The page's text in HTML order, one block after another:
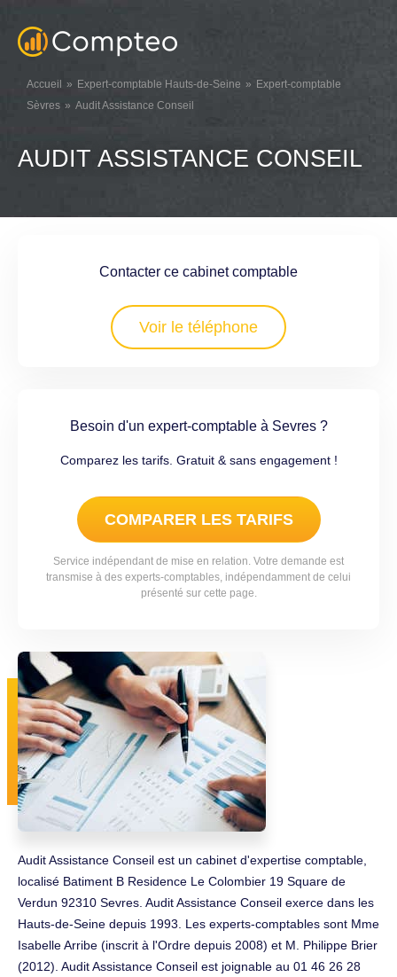
Accueil Expert-comptable Hauts-de-Seine
Expert-comptable
Sèvres
Audit Assistance Conseil
AUDIT ASSISTANCE CONSEIL
Contacter ce cabinet comptable
Voir le téléphone
Besoin d'un expert-comptable à Sevres ?
Comparez les tarifs. Gratuit & sans engagement !
COMPARER LES TARIFS
Service indépendant de mise en relation. Votre demande est
transmise à des experts-comptables, indépendamment de celui
présenté sur cette page.
Audit Assistance Conseil est un cabinet d'expertise comptable,
localisé Batiment B Residence Le Colombier 19 Square de
Verdun 92310 Sevres. Audit Assistance Conseil exerce dans les
Hauts-de-Seine depuis 1993. Les experts-comptables sont Mme
Isabelle Arribe (inscrit à l'Ordre depuis 2008) et M. Philippe Brier
(2012). Audit Assistance Conseil est joignable au 01 46 26 28